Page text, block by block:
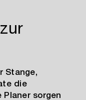
Stange,
die
sorgen